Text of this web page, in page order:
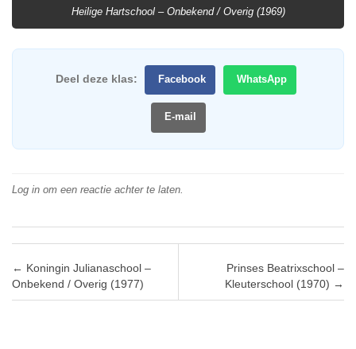
Heilige Hartschool – Onbekend / Overig (1969)
Deel deze klas: Facebook WhatsApp
E-mail
Log in om een reactie achter te laten.
Post navigation
← Koningin Julianaschool –
Onbekend / Overig (1977)
Prinses Beatrixschool –
Kleuterschool (1970) →